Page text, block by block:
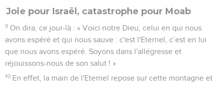
Joie pour Israël, catastrophe pour Moab
9 On dira, ce jour-là : « Voici notre Dieu, celui en qui nous
avons espéré et qui nous sauve : c'est l'Eternel, c’est en lui
que nous avons espéré. Soyons dans l'allégresse et
réjouissons-nous de son salut ! »
10 En effet, la main de l'Eternel repose sur cette montagne et